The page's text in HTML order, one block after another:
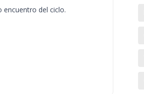
encuentro del ciclo.